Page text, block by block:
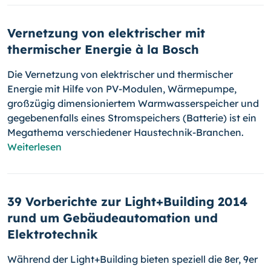
Vernetzung von elektrischer mit
thermischer Energie à la Bosch
Die Vernetzung von elektrischer und thermischer
Energie mit Hilfe von PV-Modulen, Wärmepumpe,
großzügig dimensioniertem Warmwasser­speicher und
gegebenenfalls eines Stromspeichers (Batterie) ist ein
Megathema verschiedener Haustechnik-Branchen.
Weiterlesen
39 Vorberichte zur Light+Building 2014
rund um Gebäudeautomation und
Elektrotechnik
Während der Light+Building bieten speziell die 8er, 9er